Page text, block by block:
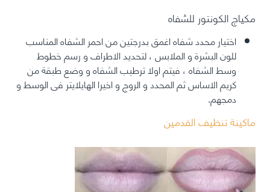
مكياج الكونتور للشفاه
اختيار محدد شفاه اغمق بدرجتين من احمر الشفاه المناسب
للون البشرة و الملابس ، لتحديد الاطراف و رسم خطوط
وسط الشفاه ، فيتم اولا ترطيب الشفاه و وضع طبقة من
كريم الاساس ثم المحدد و الروج و اخيرا الهايلايتر فى الوسط و
دمجهم.
ماكينة تنظيف القدمين